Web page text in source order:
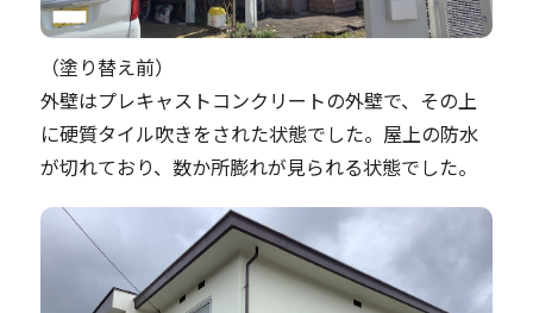
（塗り替え前）
外壁はプレキャストコンクリートの外壁で、その上
に硬質タイル吹きをされた状態でした。屋上の防水
が切れており、数か所膨れが見られる状態でした。